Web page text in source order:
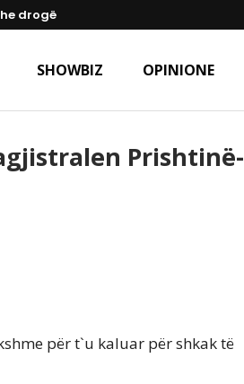
drogë
SHOWBIZ OPINIONE
Prishtinë-
për t`u kaluar për shkak të